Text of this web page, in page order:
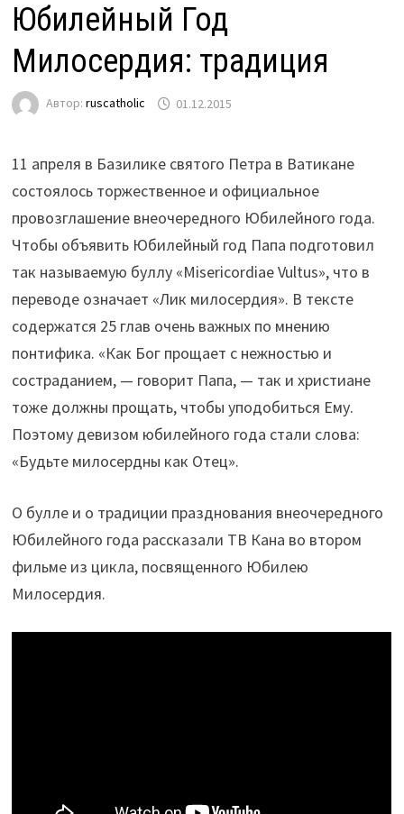
Юбилейный Год
Милосердия: традиция
Автор:ruscatholic 01.12.2015
11 апреля в Базилике святого Петра в Ватикане
состоялось торжественное и официальное
провозглашение внеочередного Юбилейного года.
Чтобы объявить Юбилейный год Папа подготовил
так называемую буллу «Misericordiae Vultus», что в
переводе означает «Лик милосердия». В тексте
содержатся 25 глав очень важных по мнению
понтифика. «Как Бог прощает с нежностью и
состраданием, — говорит Папа, — так и христиане
тоже должны прощать, чтобы уподобиться Ему.
Поэтому девизом юбилейного года стали слова:
«Будьте милосердны как Отец».
О булле и о традиции празднования внеочередного
Юбилейного года рассказали ТВ Кана во втором
фильме из цикла, посвященного Юбилею
Милосердия.